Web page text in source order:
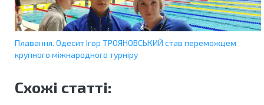
Плавання. Одесит Ігор ТРОЯНОВСЬКИЙ став переможцем
крупного міжнародного турніру
Схожі статті: